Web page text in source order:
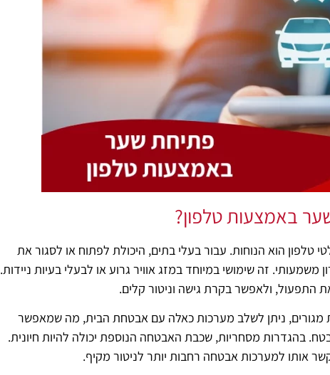
באמצעות טלפון?
טלפון הוא הנוחות. עבור בעלי בתים, היכולת לפתוח או לסגור את
זה שימושי במיוחד במזג אוויר גרוע או לבעלי בעיות ניידות.
את התפעול, ולאפשר בקרת גישה וניטור קלים.
מגורים, ניתן לשלב מערכות כאלה עם אבטחת הבית, מה שמאפשר
בהגדרות מסחריות, שכבת האבטחה הנוספת יכולה להיות חיונית.
אותו למערכות אבטחה רחבות יותר לניטור מקיף.